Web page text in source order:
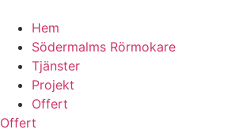
Hem
Södermalms Rörmokare
Tjänster
Projekt
Offert
Offert